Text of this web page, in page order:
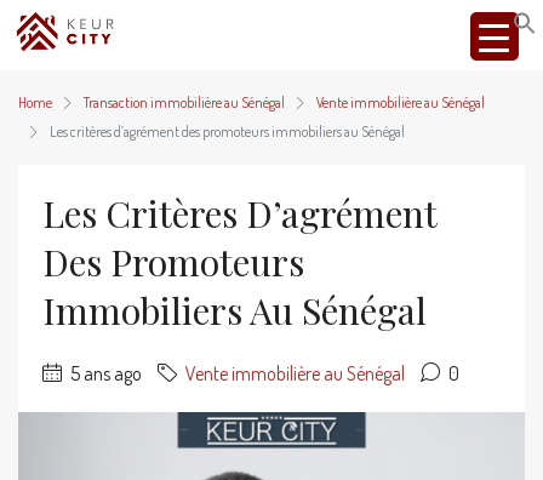
Home Transaction immobilière au Sénégal
Vente immobilière au Sénégal
Les critères d’agrément des promoteurs immobiliers au Sénégal
Les Critères D’agrément
Des Promoteurs
Immobiliers Au Sénégal
5 ans ago Vente immobilière au Sénégal 0